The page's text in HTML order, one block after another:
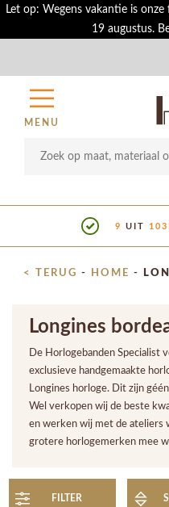
Let op: Wegens vakantie is
19 augustus.
MENU
9 UIT
< TERUG - HOME -
Longines
De Horlogebanden Specialist
exclusieve handgemaakte
Longines horloge. Dit zijn
Wel verkopen wij de beste
en werken wij met de ateliers
grotere horlogemerken mee
FILTER